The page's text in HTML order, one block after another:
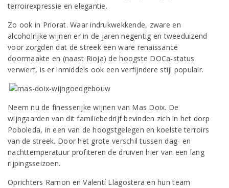
terroirexpressie en elegantie.
Zo ook in Priorat. Waar indrukwekkende, zware en
alcoholrijke wijnen er in de jaren negentig en tweeduizend
voor zorgden dat de streek een ware renaissance
doormaakte en (naast Rioja) de hoogste DOCa-status
verwierf, is er inmiddels ook een verfijndere stijl populair.
Neem nu de finesserijke wijnen van Mas Doix. De
wijngaarden van dit familiebedrijf bevinden zich in het dorp
Poboleda, in een van de hoogstgelegen en koelste terroirs
van de streek. Door het grote verschil tussen dag- en
nachttemperatuur profiteren de druiven hier van een lang
rijpingsseizoen.
Oprichters Ramon en Valentí Llagostera en hun team